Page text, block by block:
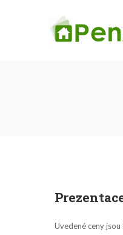
Uvedené ceny jsou